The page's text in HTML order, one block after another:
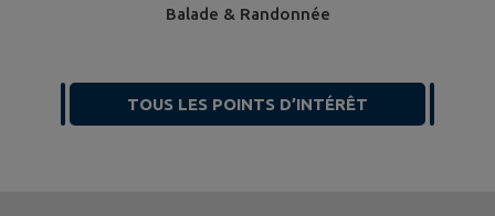
Balade & Randonnée
TOUS LES POINTS D’INTÉRÊT